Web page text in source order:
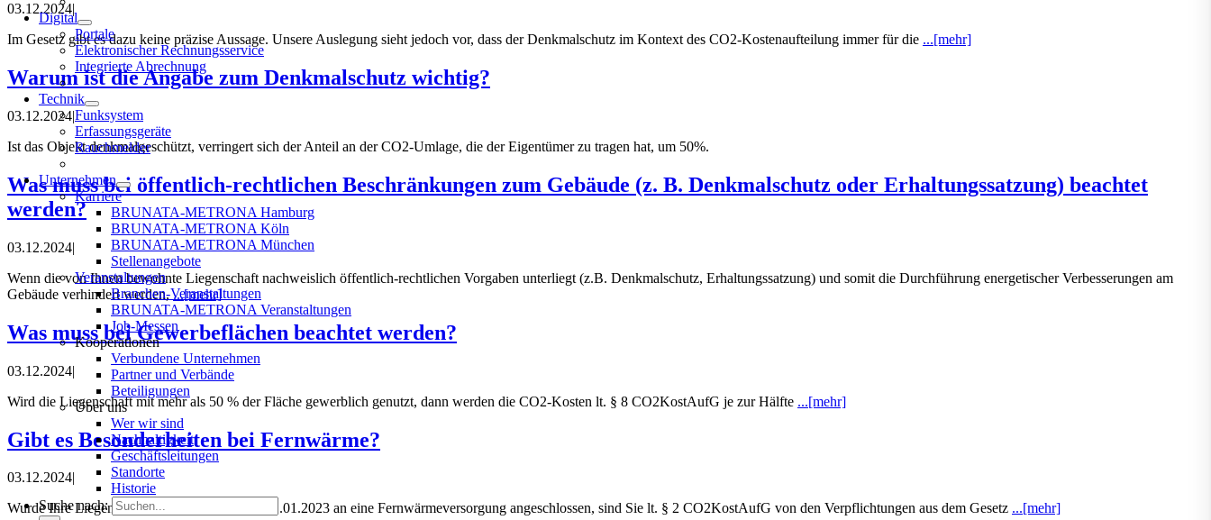
Digital
Portale
Elektronischer Rechnungsservice
Integrierte Abrechnung
Technik
Funksystem
Erfassungsgeräte
Rauchmelder
Unternehmen
Karriere
BRUNATA-METRONA Hamburg
BRUNATA-METRONA Köln
BRUNATA-METRONA München
Stellenangebote
Veranstaltungen
Branchen-Veranstaltungen
BRUNATA-METRONA Veranstaltungen
Job-Messen
Kooperationen
Verbundene Unternehmen
Partner und Verbände
Beteiligungen
Über uns
Wer wir sind
Nachhaltigkeit
Geschäftsleitungen
Standorte
Historie
Suche nach:
03.12.2024|
Im Gesetz gibt es dazu keine präzise Aussage. Unsere Auslegung sieht jedoch vor, dass der Denkmalschutz im Kontext des CO2-Kostenaufteilung immer für die ...[mehr]
Warum ist die Angabe zum Denkmalschutz wichtig?
03.12.2024|
Ist das Objekt denkmalgeschützt, verringert sich der Anteil an der CO2-Umlage, die der Eigentümer zu tragen hat, um 50%.
Was muss bei öffentlich-rechtlichen Beschränkungen zum Gebäude (z. B. Denkmalschutz oder Erhaltungssatzung) beachtet
werden?
03.12.2024|
Wenn die von Ihnen bewohnte Liegenschaft nachweislich öffentlich-rechtlichen Vorgaben unterliegt (z.B. Denkmalschutz, Erhaltungssatzung) und somit die Durchführung energetischer Verbesserungen am
Gebäude verhindert werden,...[mehr]
Was muss bei Gewerbeflächen beachtet werden?
03.12.2024|
Wird die Liegenschaft mit mehr als 50 % der Fläche gewerblich genutzt, dann werden die CO2-Kosten lt. § 8 CO2KostAufG je zur Hälfte ...[mehr]
Gibt es Besonderheiten bei Fernwärme?
03.12.2024
Wurde Ihre Liegenschaft erstmalig nach dem 01.01.2023 an eine Fernwärmeversorgung angeschlossen, sind Sie lt. § 2 CO2KostAufG von den Verpflichtungen aus dem Gesetz ...[mehr]